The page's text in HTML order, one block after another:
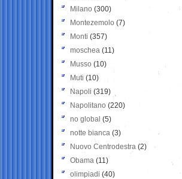
Milano (300)
Montezemolo (7)
Monti (357)
moschea (11)
Musso (10)
Muti (10)
Napoli (319)
Napolitano (220)
no global (5)
notte bianca (3)
Nuovo Centrodestra (2)
Obama (11)
olimpiadi (40)